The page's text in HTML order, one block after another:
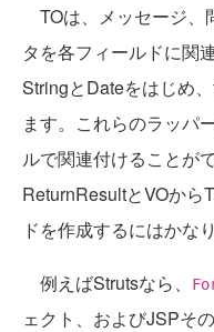
TOは、メッセージ、
タを各フィールドに関
StringとDateをはじめ
ます。これらのラッパ
ルで関連付けることが
ReturnResultとVOから
ドを作成するにはかな
例えばStrutsなら、
ェクト、およびJSPそ